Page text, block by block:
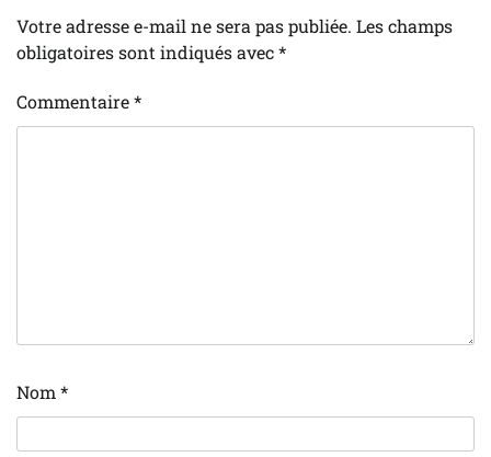
Votre adresse e-mail ne sera pas publiée. Les champs
obligatoires sont indiqués avec*
Commentaire*
Nom *